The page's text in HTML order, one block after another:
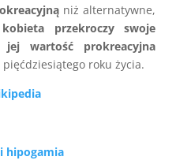
niż alternatywne,
przekroczy swoje
jej wartość prokreacyjna
pięćdziesiątego roku życia.
hipogamia